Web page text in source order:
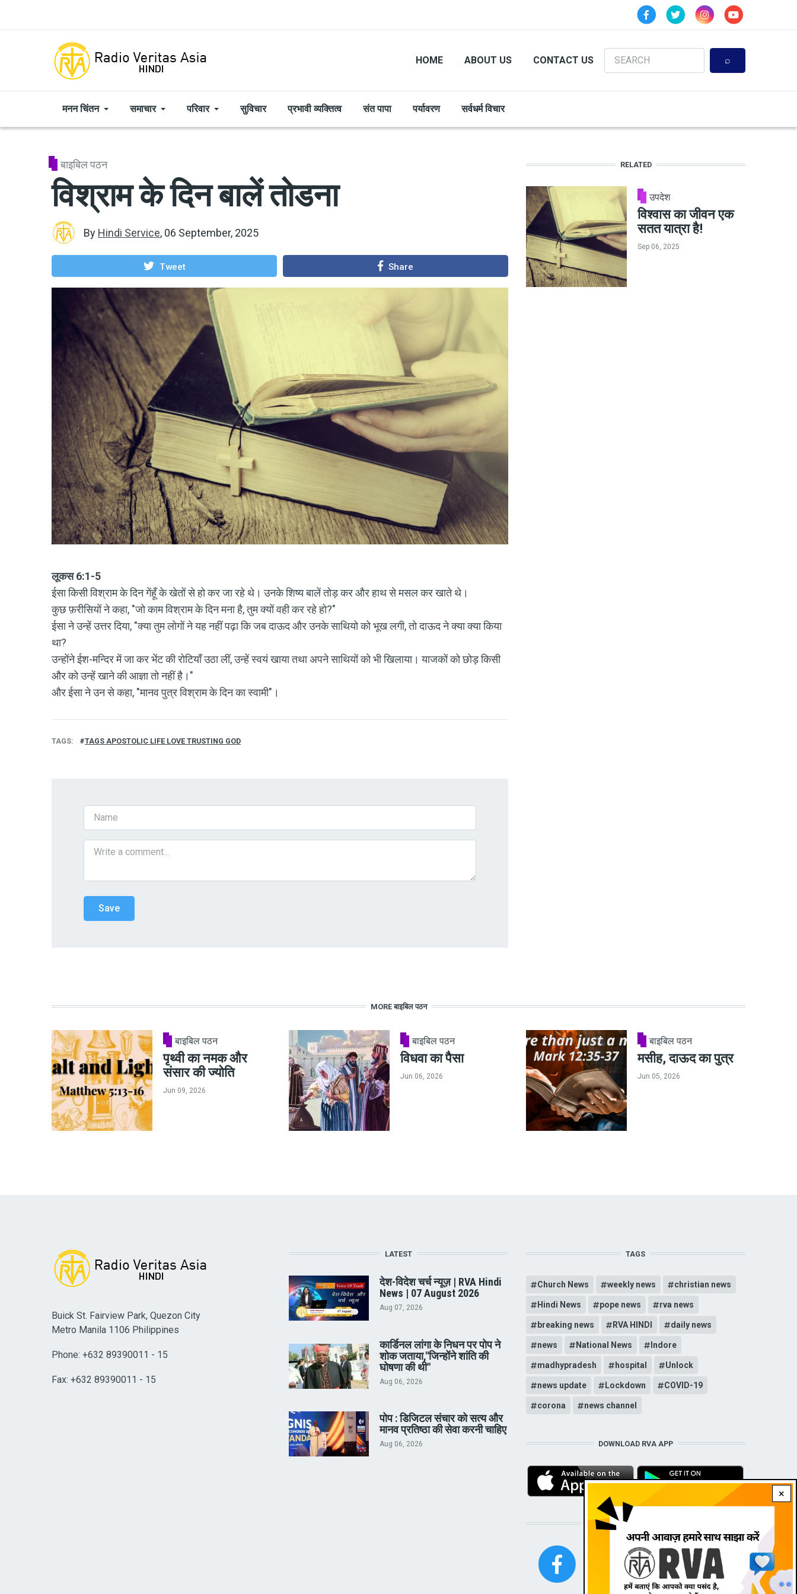
HOME ABOUT US CONTACT US
Search
मनन चिंतन समाचार परिवार सुविचार प्रभावी व्यक्तित्व संत पापा पर्यावरण सर्वधर्म विचार
बाइबिल पठन
विश्राम के दिन बालें तोडना
By Hindi Service, 06 September, 2025
Tweet Share
लूकस 6:1-5
ईसा किसी विश्राम के दिन गेंहूँ के खेतों से हो कर जा रहे थे। उनके शिष्य बालें तोड़ कर और हाथ से मसल कर खाते थे।
कुछ फ़रीसियों ने कहा, "जो काम विश्राम के दिन मना है, तुम क्यों वही कर रहे हो?"
ईसा ने उन्हें उत्तर दिया, "क्या तुम लोगों ने यह नहीं पढ़ा कि जब दाऊद और उनके साथियो को भूख लगी, तो दाऊद ने क्या क्या किया
था?
उन्होंने ईश-मन्दिर में जा कर भेंट की रोटियाँ उठा लीं, उन्हें स्वयं खाया तथा अपने साथियों को भी खिलाया। याजकों को छोड़ किसी
और को उन्हें खाने की आज्ञा तो नहीं है।"
और ईसा ने उन से कहा, "मानव पुत्र विश्राम के दिन का स्वामी"।
TAGS TAGS APOSTOLIC LIFE LOVE TRUSTING GOD
RELATED
उपदेश
विश्वास का जीवन एक
सतत यात्रा है!
Sep 06, 2025
MORE बाइबिल पठन
बाइबिल पठन
पृथ्वी का नमक और
संसार की ज्योति
Jun 09, 2026
बाइबिल पठन
विधवा का पैसा
Jun 06, 2026
बाइबिल पठन
मसीह, दाऊद का पुत्र
Jun 05, 2026
×
Buick St. Fairview Park, Quezon City
Metro Manila 1106 Philippines
Phone: +632 89390011 - 15
Fax: +632 89390011 - 15
LATEST
देश-विदेश चर्च न्यूज़ | RVA Hindi
News | 07 August 2026
Aug 07, 2026
कार्डिनल लांगा के निधन पर पोप ने
शोक जताया,"जिन्होंने शांति की
घोषणा की थी"
Aug 06, 2026
पोप : डिजिटल संचार को सत्य और
मानव प्रतिष्ठा की सेवा करनी चाहिए
Aug 06, 2026
TAGS
Church News weekly news christian news
Hindi News pope news rva news
breaking news RVA HINDI daily news
news National News Indore
madhypradesh hospital Unlock
news update Lockdown COVID-19
corona news channel
DOWNLOAD RVA APP
STAY CONNECTED WITH US!